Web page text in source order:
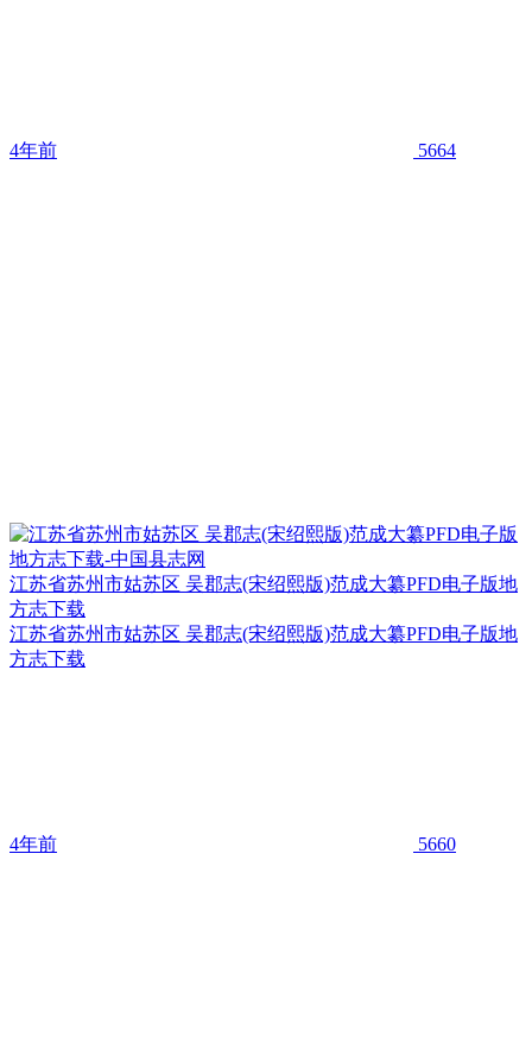
4年前 5664
江苏省苏州市姑苏区 吴郡志(宋绍熙版)范成大纂PFD电子版地
方志下载
江苏省苏州市姑苏区 吴郡志(宋绍熙版)范成大纂PFD电子版地
方志下载
4年前 5660